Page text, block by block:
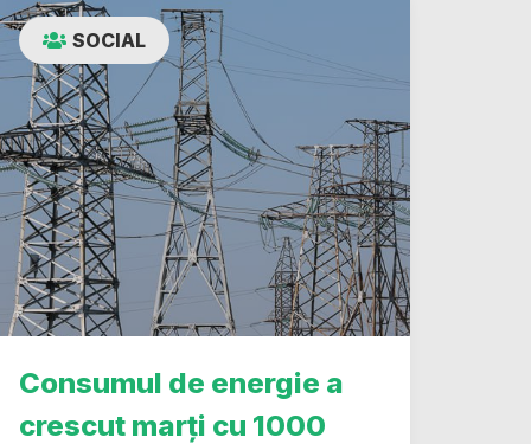
SOCIAL
Consumul de energie a
crescut marți cu 1000